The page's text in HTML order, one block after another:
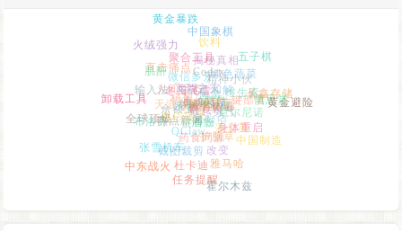
任务提醒
长鑫存储
饮料
肌酐
布洛芬
截图裁剪 改变
身体重启
一键部署
精神小伙
Codex
微信多开
人间百态
天涯社区
微信聊天
一键备份
酒瘾
真心话
鼓起勇气
教育内卷
80后
房价飞涨
情感困局
灰色产业链
崩老头
PixiEditor
开源工具
迷茫
焦虑
与自己和解
飞絮之灾
冬日飞雪
杨絮
余额宝
热点新闻
QClaw
药食同源
护脑草
蒲公英
厄尔尼诺
维生素
绿色蔬菜
揭秘真相
聚合工具
直击痛点
输入法
全球顶级
张雪机车
杜卡迪雅马哈
中国制造
慎思堂
五子棋
中国象棋
火绒强力
卸载工具
中东战火
霍尔木兹
黄金避险
黄金暴跌